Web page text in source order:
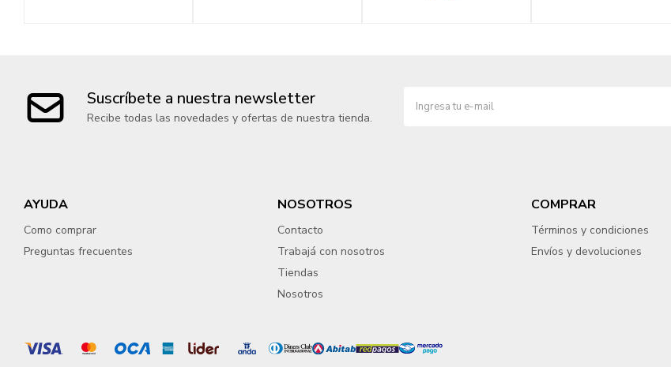
Suscríbete a nuestra newsletter
Recibe todas las novedades y ofertas de nuestra tienda.
AYUDA
Como comprar
Preguntas frecuentes
NOSOTROS
Contacto
Trabajá con nosotros
Tiendas
Nosotros
COMPRAR
Términos y condiciones
Envíos y devoluciones